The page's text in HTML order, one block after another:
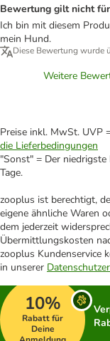
Bewertung gilt nicht
Ich bin mit diesem
mein Hund.
Diese Bewertung wurde
Weitere
Preise inkl. MwSt. UVP
die Lieferbedingungen
"Sonst" = Der
Tage.
zooplus ist berechtigt,
eigene ähnliche Waren
dem jederzeit
Übermittlungskosten
zooplus Kundenservice
in unserer
10%
Rabatt für
Deine